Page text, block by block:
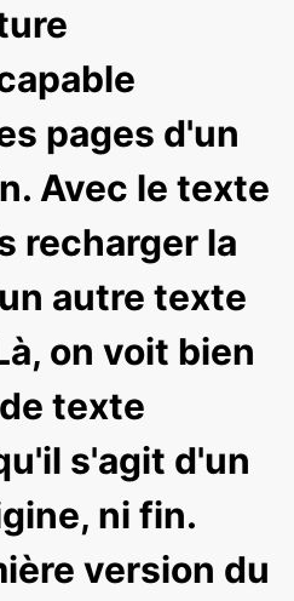
pages d'un
Avec le texte
recharger la
autre texte
on voit bien
texte
s'agit d'un
ni fin.
version du